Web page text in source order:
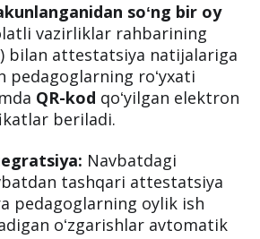
soʻng bir oy
vazirliklar rahbarining
bilan attestatsiya natijalariga
pedagoglarning roʻyxati
QR-kod qoʻyilgan elektron
beriladi.
Navbatdagi
tashqari attestatsiya
pedagoglarning oylik ish
oʻzgarishlar avtomatik